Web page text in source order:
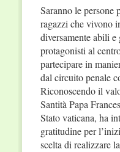
Saranno le persone
ragazzi che vivono
diversamente abili
protagonisti al
partecipare in
dal circuito penale
Riconoscendo il
Santità Papa
Stato vaticana, ha
gratitudine per
scelta di realizzare